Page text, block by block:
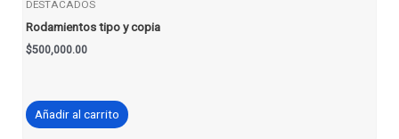
DESTACADOS
Rodamientos tipo y copia
$500,000.00
Añadir al carrito